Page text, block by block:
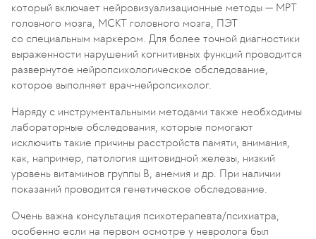
который включает нейровизуализационные методы — МРТ
головного мозга, МСКТ головного мозга, ПЭТ
со специальным маркером. Для более точной диагностики
выраженности нарушений когнитивных функций проводится
развернутое нейропсихологическое обследование,
которое выполняет врач-нейропсихолог.
Наряду с инструментальными методами также необходимы
лабораторные обследования, которые помогают
исключить такие причины расстройств памяти, внимания,
как, например, патология щитовидной железы, низкий
уровень витаминов группы В, анемия и др. При наличии
показаний проводится генетическое обследование.
Очень важна консультация психотерапевта/психиатра,
особенно если на первом осмотре у невролога был